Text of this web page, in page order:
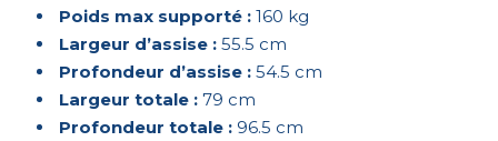
Poids max supporté : 160 kg
Largeur d’assise : 55.5 cm
Profondeur d’assise : 54.5 cm
Largeur totale : 79 cm
Profondeur totale : 96.5 cm